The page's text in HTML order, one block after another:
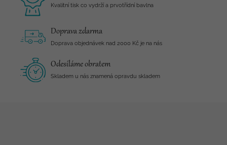
Kvalitní tisk co vydrží a prvotřídní bavlna
Doprava zdarma
Doprava objednávek nad 2000 Kč je na nás
Odesíláme obratem
Skladem u nás znamená opravdu skladem